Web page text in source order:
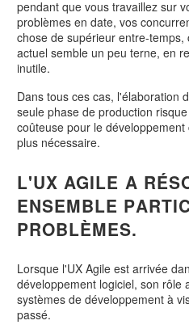
pendant que vous travaillez sur
problèmes en date, vos
chose de supérieur entre-
actuel semble un peu terne, en
inutile.
Dans tous ces cas, l'élaboration
seule phase de production
coûteuse pour le
plus nécessaire.
L'UX AGILE A
ENSEMBLE
PROBLÈMES.
Lorsque l'UX Agile est arrivée
développement logiciel, son rôle
systèmes de développement à
passé.